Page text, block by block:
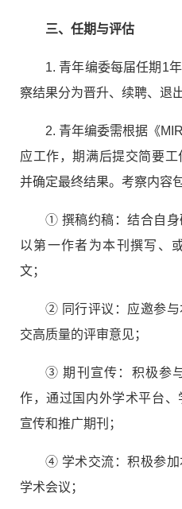
三、任期与评估
1. 青年编委每届任期 1
察结果分为晋升、续聘、退
2. 青年编委需根据《MIR
应工作，期满后提交简要
并确定最终结果。考察内容
① 撰稿约稿：结合自身
以第一作者为本刊撰写、
文；
② 同行评议：应邀参
交高质量的评审意见；
③期刊宣传：积极参
作，通过国内外学术平台
宣传和推广期刊；
④ 学术交流：积极参
学术会议；